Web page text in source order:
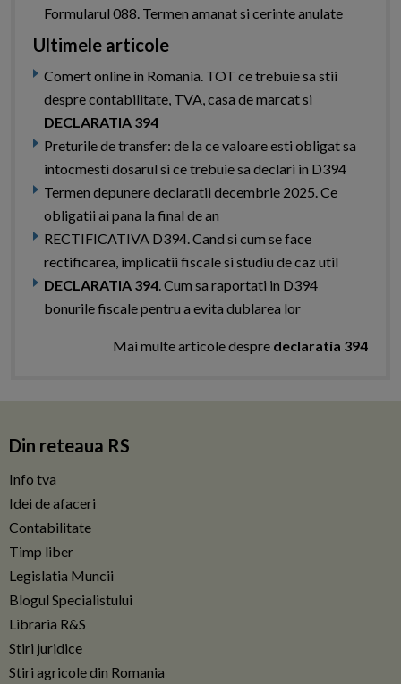
Formularul 088. Termen amanat si cerinte anulate
Ultimele articole
Comert online in Romania. TOT ce trebuie sa stii
despre contabilitate, TVA, casa de marcat si
DECLARATIA 394
Preturile de transfer: de la ce valoare esti obligat sa
intocmesti dosarul si ce trebuie sa declari in D394
Termen depunere declaratii decembrie 2025. Ce
obligatii ai pana la final de an
RECTIFICATIVA D394. Cand si cum se face
rectificarea, implicatii fiscale si studiu de caz util
DECLARATIA 394. Cum sa raportati in D394
bonurile fiscale pentru a evita dublarea lor
Mai multe articole despre declaratia 394
Din reteaua RS
Info tva
Idei de afaceri
Contabilitate
Timp liber
Legislatia Muncii
Blogul Specialistului
Libraria R&S
Stiri juridice
Stiri agricole din Romania